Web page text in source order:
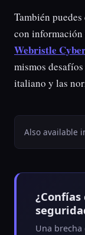
También
con información
Webristle
mismos
italiano y las
Also available
Una